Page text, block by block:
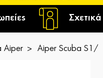
Aiper Aiper Scuba S1/